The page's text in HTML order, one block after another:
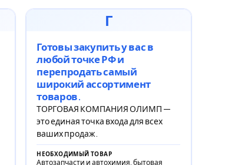
Г
Готовы закупить у вас в
любой точке РФ и
перепродать самый
широкий ассортимент
товаров.
ТОРГОВАЯ КОМПАНИЯ ОЛИМП —
это единая точка входа для всех
ваших продаж.
НЕОБХОДИМЫЙ ТОВАР
Автозапчасти и автохимия, бытовая